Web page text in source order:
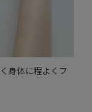
身体に程よくフ